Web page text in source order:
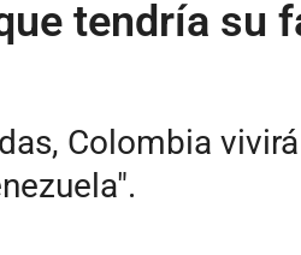
tendría su
Colombia